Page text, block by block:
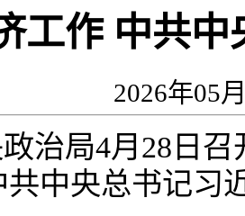
工作 中共
2026年05
治局4月28日
共中央总书记习